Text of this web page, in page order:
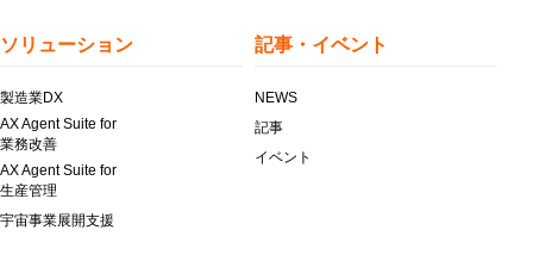
ソリューション
製造業DX
AX Agent Suite for
業務改善
AX Agent Suite for
生産管理
宇宙事業展開支援
記事・イベント
NEWS
記事
イベント